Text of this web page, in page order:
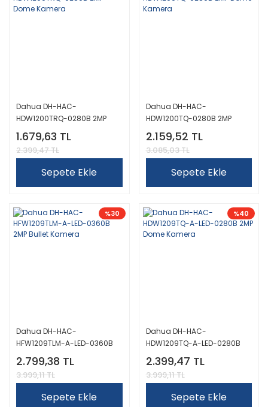
Dahua DH-HAC-
HDW1200TRQ-0280B 2MP
Dome Kamera
1.679,63 TL
2.399,47 TL
Sepete Ekle
Dahua DH-HAC-
HDW1200TQ-0280B 2MP
Dome Kamera
2.159,52 TL
3.085,03 TL
Sepete Ekle
%30
Dahua DH-HAC-
HFW1209TLM-A-LED-0360B
2MP Bullet Kamera
2.799,38 TL
3.999,11 TL
Sepete Ekle
%40
Dahua DH-HAC-
HDW1209TQ-A-LED-0280B
2MP Dome Kamera
2.399,47 TL
3.999,11 TL
Sepete Ekle